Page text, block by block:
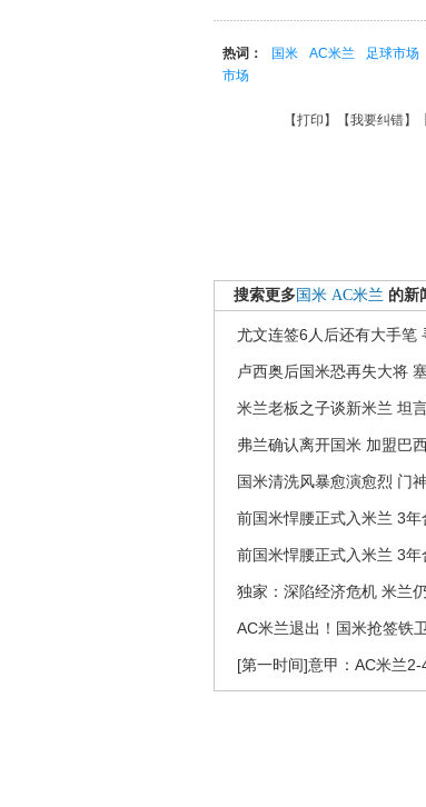
热词： 国米 AC米兰 足球市场
市场
【打印 】【我要纠错】
搜索更多国米 AC米兰 的新
尤文连签6人后还有大手笔
卢西奥后国米恐再失大将
米兰老板之子谈新米兰 坦
弗兰确认离开国米 加盟巴
国米清洗风暴愈演愈烈 门
前国米悍腰正式入米兰 3年
前国米悍腰正式入米兰 3年
独家：深陷经济危机 米兰
AC米兰退出！国米抢签铁
[第一时间]意甲：AC米兰